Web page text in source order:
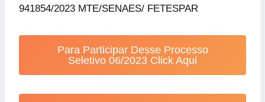
941854/2023 MTE/SENAES/ FETESPAR
Para Participar Desse Processo
Seletivo 06/2023 Click Aqui